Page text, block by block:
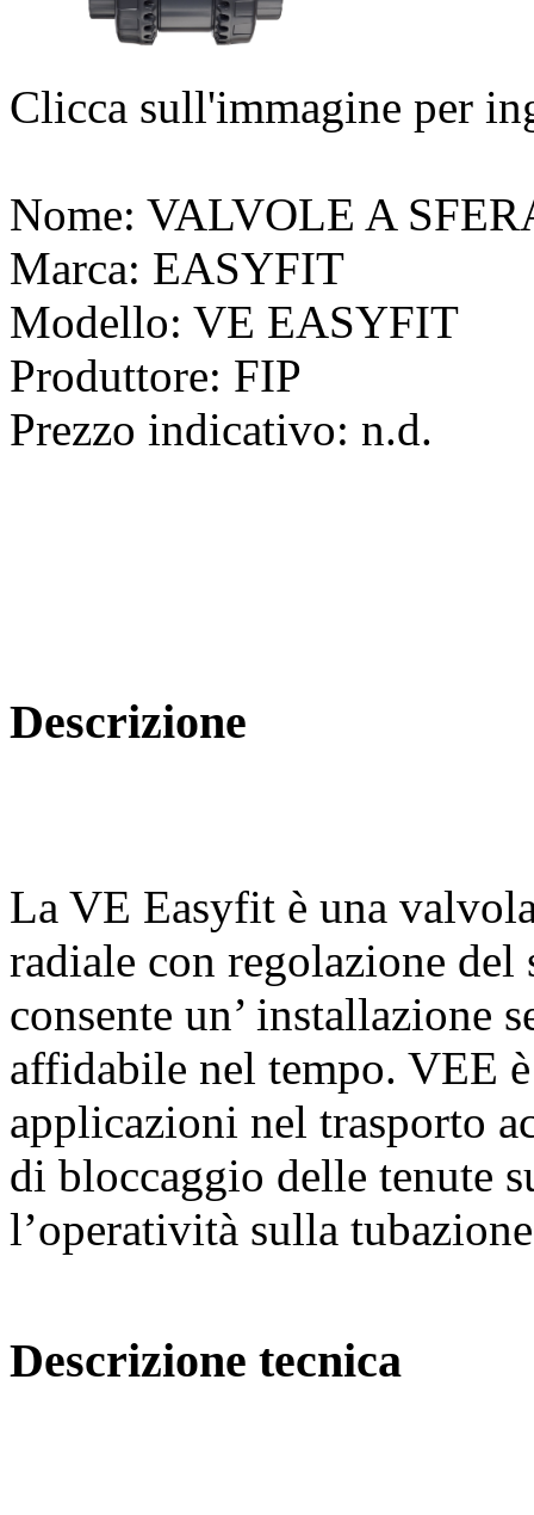
Clicca sull'immagine per
Nome: VALVOLE A
Marca: EASYFIT
Modello: VE EASYFIT
Produttore: FIP
Prezzo indicativo: n.d.
Descrizione
La VE Easyfit è una
radiale con regolazione
consente un’ installazione
affidabile nel tempo. VEE
applicazioni nel trasporto
di bloccaggio delle tenute
l’operatività sulla
Descrizione tecnica